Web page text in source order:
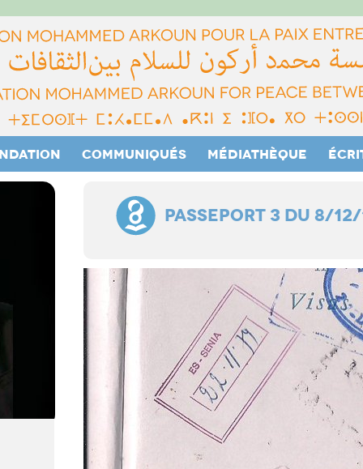
COMMUNIQUÉS MÉDIATHÈQUE
PASSEPORT 3 DU 8/